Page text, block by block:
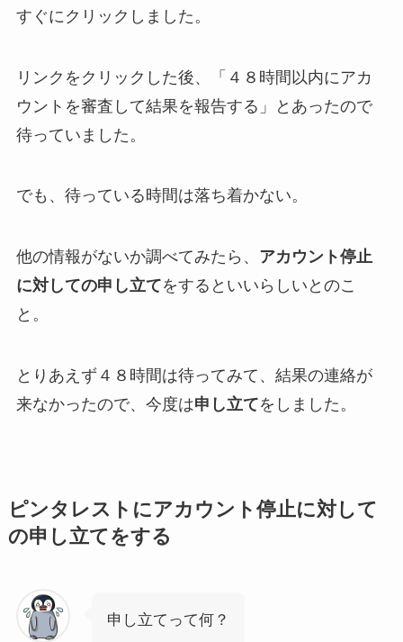
すぐにクリックしました。
リンクをクリックした後、「４８時間以内にアカ
ウントを審査して結果を報告する」とあったので
待っていました。
でも、待っている時間は落ち着かない。
他の情報がないか調べてみたら、 アカウント停止
に対しての申し立てをするといいらしいとのこ
と。
とりあえず４８時間は待ってみて、結果の連絡が
来なかったので、今度は申し立てをしました。
ピンタレストにアカウント停止に対して
の申し立てをする
申し立てって何？